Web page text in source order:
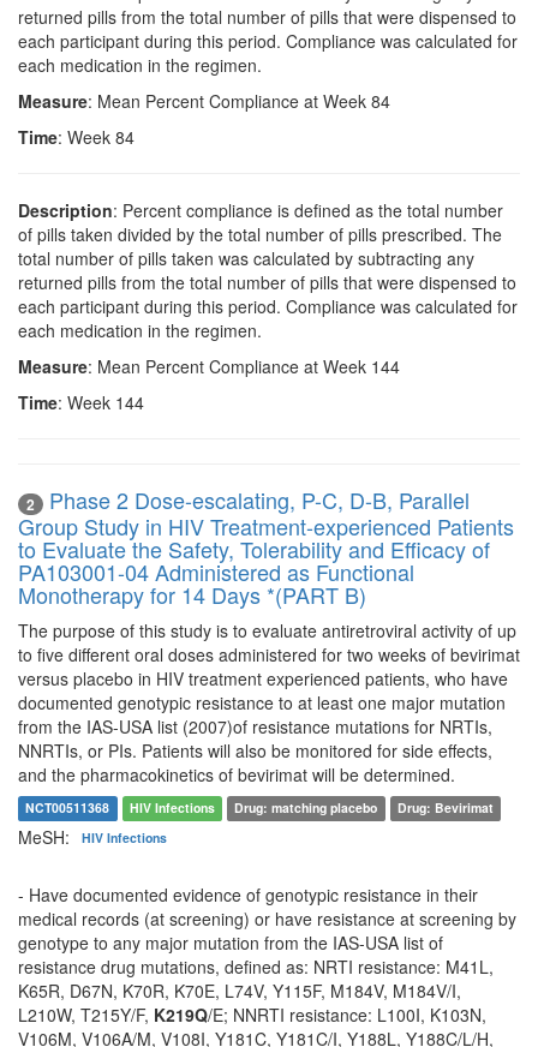
returned pills from the total number of pills that were dispensed to
each participant during this period. Compliance was calculated for
each medication in the regimen.
Measure: Mean Percent Compliance at Week 84
Time: Week 84
Description: Percent compliance is defined as the total number
of pills taken divided by the total number of pills prescribed. The
total number of pills taken was calculated by subtracting any
returned pills from the total number of pills that were dispensed to
each participant during this period. Compliance was calculated for
each medication in the regimen.
Measure: Mean Percent Compliance at Week 144
Time: Week 144
2
Phase 2 Dose-escalating, P-C, D-B, Parallel
Group Study in HIV Treatment-experienced Patients
to Evaluate the Safety, Tolerability and Efficacy of
PA103001-04 Administered as Functional
Monotherapy for 14 Days *(PART B)
The purpose of this study is to evaluate antiretroviral activity of up
to five different oral doses administered for two weeks of bevirimat
versus placebo in HIV treatment experienced patients, who have
documented genotypic resistance to at least one major mutation
from the IAS-USA list (2007)of resistance mutations for NRTIs,
NNRTIs, or PIs. Patients will also be monitored for side effects,
and the pharmacokinetics of bevirimat will be determined.
NCT00511368 HIV Infections Drug: matching placebo Drug: Bevirimat
MeSH: HIV Infections
- Have documented evidence of genotypic resistance in their
medical records (at screening) or have resistance at screening by
genotype to any major mutation from the IAS-USA list of
resistance drug mutations, defined as: NRTI resistance: M41L,
K65R, D67N, K70R, K70E, L74V, Y115F, M184V, M184V/I,
L210W, T215Y/F, K219Q/E; NNRTI resistance: L100I, K103N,
V106M, V106A/M, V108I, Y181C, Y181C/I, Y188L, Y188C/L/H,